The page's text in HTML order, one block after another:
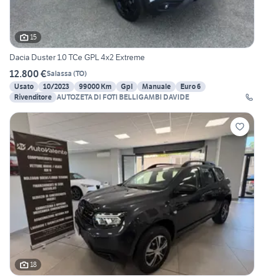
15
Dacia Duster 1.0 TCe GPL 4x2 Extreme
12.800 €Salassa (TO)
Usato
10/2023 99000 Km Gpl Manuale
Euro 6
Rivenditore AUTOZETA DI FOTI BELLIGAMBI DAVIDE
18